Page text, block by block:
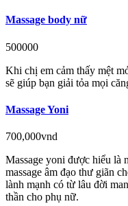
Massage body nữ
500000
Khi chị em cảm thấy mệt
sẽ giúp bạn giải tỏa mọi
Massage Yoni
700,000vnd
Massage yoni được hiểu là
massage âm đạo thư giãn
lành mạnh có từ lâu đời
thần cho phụ nữ.